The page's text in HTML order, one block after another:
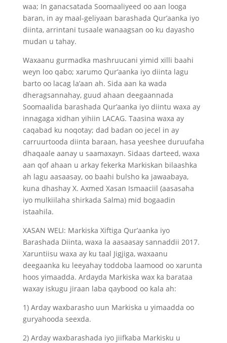
waa; In ganacsatada Soomaaliyeed oo aan looga
baran, in ay maal-geliyaan barashada Qur’aanka iyo
diinta, arrintani tusaale wanaagsan oo ku dayasho
mudan u tahay.
Waxaanu gurmadka mashruucani yimid xilli baahi
weyn loo qabo; xarumo Qur’aanka iyo diinta lagu
barto oo lacag la’aan ah. Sida aan ka wada
dheragsannahay, guud ahaan deegaannada
Soomaalida barashada Qur’aanka iyo diintu waxa ay
innagaga xidhan yihiin LACAG. Taasina waxa ay
caqabad ku noqotay; dad badan oo jecel in ay
carruurtooda diinta baraan, hasa yeeshee duruufaha
dhaqaale aanay u saamaxayn. Sidaas darteed, waxa
aan qof ahaan u arkay fekerka Markiskan bilaashka
ah lagu aasaasay, oo baahi bulsho ka jawaabaya,
kuna dhashay X. Axmed Xasan Ismaaciil (aasasaha
iyo mulkiilaha shirkada Salma) mid bogaadin
istaahila.
XASAN WELI: Markiska Xiftiga Qur’aanka iyo
Barashada Diinta, waxa la aasaasay sannaddii 2017.
Xaruntiisu waxa ay ku taal Jigjiga, waxaanu
deegaanka ku leeyahay toddoba laamood oo xarunta
hoos yimaadda. Ardayda Markiska wax ka barataa
waxay iskugu jiraan laba qaybood oo kala ah:
1) Arday waxbarasho uun Markiska u yimaadda oo
guryahooda seexda.
2) Arday waxbarashada iyo jiifkaba Markisku u